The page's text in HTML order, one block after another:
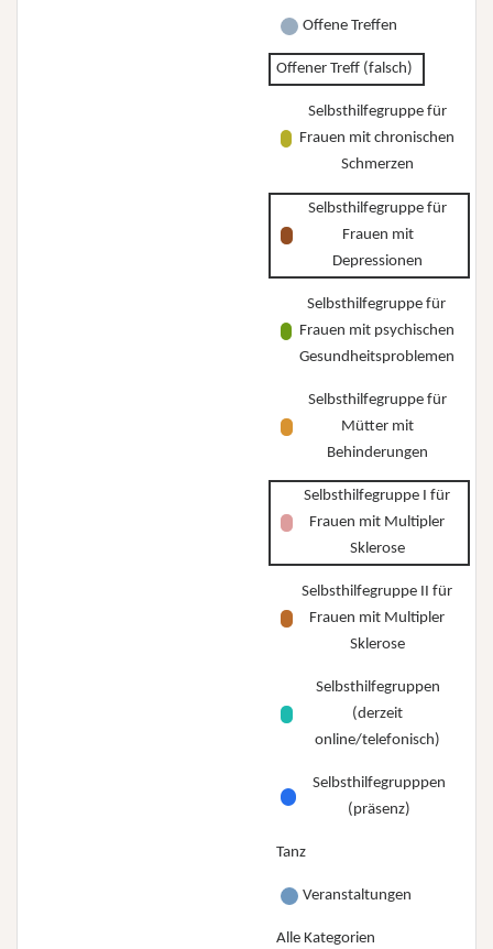
Offene Treffen
Offener Treff (falsch)
Selbsthilfegruppe für
Frauen mit chronischen
Schmerzen
Selbsthilfegruppe für
Frauen mit
Depressionen
Selbsthilfegruppe für
Frauen mit psychischen
Gesundheitsproblemen
Selbsthilfegruppe für
Mütter mit
Behinderungen
Selbsthilfegruppe I für
Frauen mit Multipler
Sklerose
Selbsthilfegruppe II für
Frauen mit Multipler
Sklerose
Selbsthilfegruppen
(derzeit
online/telefonisch)
Selbsthilfegrupppen
(präsenz)
Tanz
Veranstaltungen
Alle Kategorien